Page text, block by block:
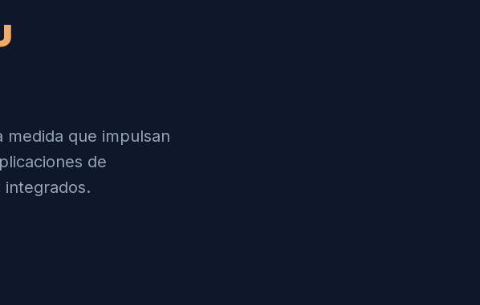
medida que impulsan
de
integrados.